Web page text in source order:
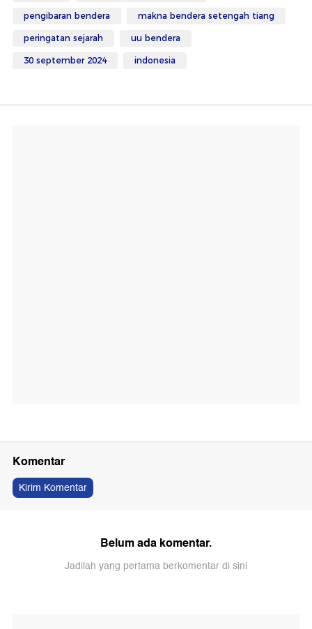
pengibaran bendera makna bendera setengah tiang
peringatan sejarah uu bendera
30 september 2024 indonesia
Komentar
Kirim Komentar
Belum ada komentar.
Jadilah yang pertama berkomentar di sini